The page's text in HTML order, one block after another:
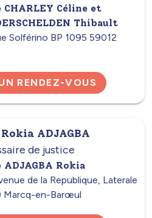
CHARLEY Céline et
Thibault
Solférino BP 1095 59012
RENDEZ-VOUS
ADJAGBA
de justice
ADJAGBA Rokia
de la Republique, Laterale
Marcq-en-Barœul